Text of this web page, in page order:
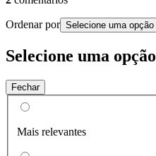
Ordenar por Selecione uma opção
Selecione uma opção
Fechar
Mais relevantes